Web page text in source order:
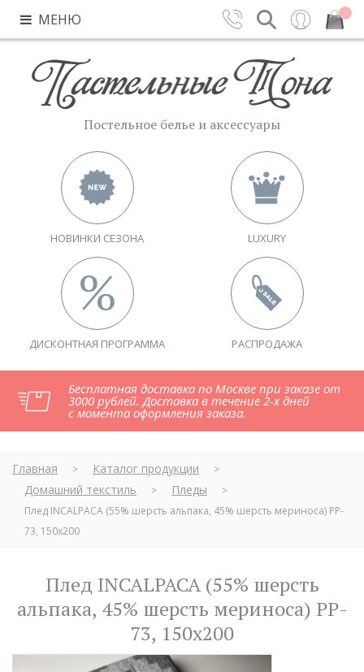
МЕНЮ Вход Закрыть
Постельное белье и аксессуары
НОВИНКИ СЕЗОНА LUXURY
ДИСКОНТНАЯ ПРОГРАММА РАСПРОДАЖА
Бесплатная доставка по Москве при заказе от
3000 рублей. Доставка в течение 2-х дней
с момента оформления заказа.
Главная > Каталог продукции >
Домашний текстиль > Пледы
>
Плед INCALPACA (55% шерсть альпака, 45% шерсть мериноса) PP-
73, 150x200
Плед INCALPACA (55% шерсть
альпака, 45% шерсть мериноса) PP-
73, 150x200